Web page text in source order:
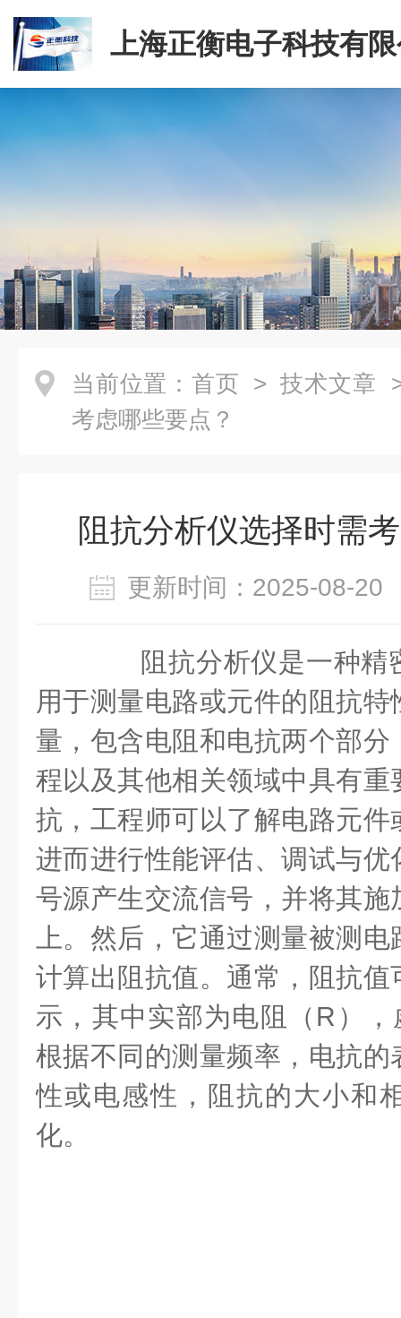
上海正衡电子科技有
当前位置： 首页 > 技术文章
考虑哪些要点？
阻抗分析仪选择时需
更新时间：2025-08-
阻抗分析仪是一种精
用于测量电路或元件的阻抗
量，包含电阻和电抗两个部
程以及其他相关领域中具有
抗，工程师可以了解电路元
进而进行性能评估、调试与
号源产生交流信号，并将其
上。然后，它通过测量被测
计算出阻抗值。通常，阻抗
示，其中实部为电阻（R）
根据不同的测量频率，电抗
性或电感性，阻抗的大小和
化。